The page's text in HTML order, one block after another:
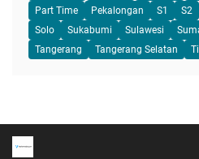
Part Time
Pekalongan S1 S2
Solo
Sukabumi Sulawesi
Tangerang
Tangerang Selatan